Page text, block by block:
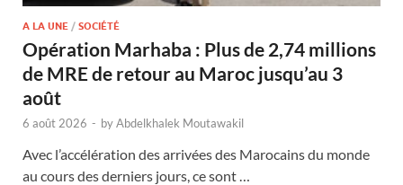
A LA UNE / SOCIÉTÉ
Opération Marhaba : Plus de 2,74 millions
de MRE de retour au Maroc jusqu’au 3
août
6 août 2026 - byAbdelkhalek Moutawakil
Avec l’accélération des arrivées des Marocains du monde
au cours des derniers jours, ce sont …